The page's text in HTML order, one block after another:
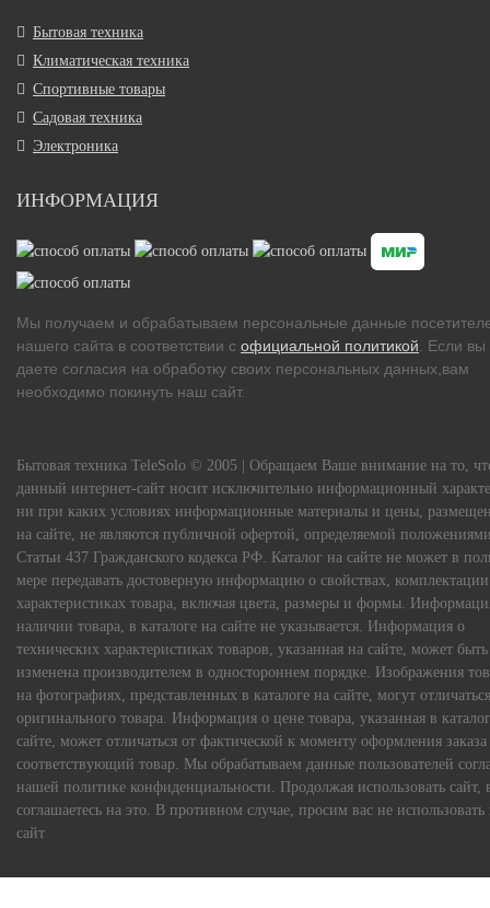
Бытовая техника
Климатическая техника
Спортивные товары
Садовая техника
Электроника
ИНФОРМАЦИЯ
Мы получаем и обрабатываем персональные данные
нашего сайта в соответствии с официальной политикой. Если вы
даете согласия на обработку своих персональных данных,вам
необходимо покинуть наш сайт.
Бытовая техника TeleSolo © 2005 | Обращаем Ваше внимание на то,
данный интернет-сайт носит исключительно информационный
ни при каких условиях информационные материалы и цены,
на сайте, не являются публичной офертой, определяемой
Статьи 437 Гражданского кодекса РФ. Каталог на сайте не может в
мере передавать достоверную информацию о свойствах,
характеристиках товара, включая цвета, размеры и формы.
наличии товара, в каталоге на сайте не указывается. Информация о
технических характеристиках товаров, указанная на сайте, может быть
изменена производителем в одностороннем порядке. Изображения
на фотографиях, представленных в каталоге на сайте, могут
оригинального товара. Информация о цене товара, указанная в
сайте, может отличаться от фактической к моменту оформления заказа
соответствующий товар. Мы обрабатываем данные пользователей
нашей политике конфиденциальности. Продолжая использовать сайт,
соглашаетесь на это. В противном случае, просим вас не
сайт